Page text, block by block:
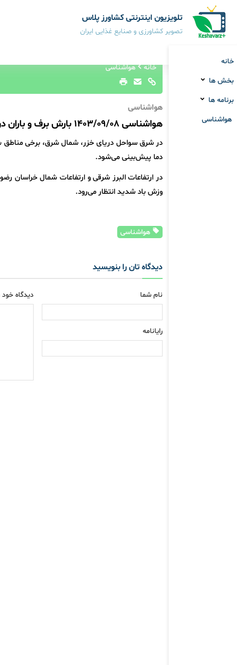
تلویزیون اینترنتی کشاورز پلاس
تصویر کشاورزی و صنایع غذایی ایران
خانه
بخش ها
برنامه ها
هواشناسی
خانه هواشناسی
هواشناسی
هواشناسی 1403/09/08 بارش برف و باران در شرق کشور
در شرق سواحل دریای خزر، شمال شرق، برخی مناطق
دما پیش‌بینی می‌شود.
در ارتفاعات البرز شرقی و ارتفاعات شمال خراسان
وزش باد شدید انتظار می‌رود.
هواشناسی
دیدگاه تان را بنویسید
نام شما
رایانامه
دیدگاه خود